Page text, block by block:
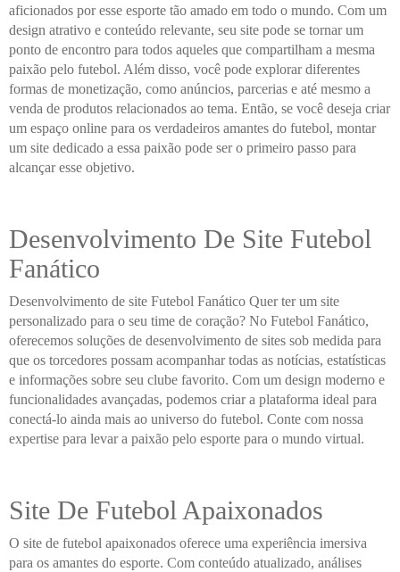
aficionados por esse esporte tão amado em todo o mundo. Com um
design atrativo e conteúdo relevante, seu site pode se tornar um
ponto de encontro para todos aqueles que compartilham a mesma
paixão pelo futebol. Além disso, você pode explorar diferentes
formas de monetização, como anúncios, parcerias e até mesmo a
venda de produtos relacionados ao tema. Então, se você deseja criar
um espaço online para os verdadeiros amantes do futebol, montar
um site dedicado a essa paixão pode ser o primeiro passo para
alcançar esse objetivo.
Desenvolvimento De Site Futebol
Fanático
Desenvolvimento de site Futebol Fanático Quer ter um site
personalizado para o seu time de coração? No Futebol Fanático,
oferecemos soluções de desenvolvimento de sites sob medida para
que os torcedores possam acompanhar todas as notícias, estatísticas
e informações sobre seu clube favorito. Com um design moderno e
funcionalidades avançadas, podemos criar a plataforma ideal para
conectá-lo ainda mais ao universo do futebol. Conte com nossa
expertise para levar a paixão pelo esporte para o mundo virtual.
Site De Futebol Apaixonados
O site de futebol apaixonados oferece uma experiência imersiva
para os amantes do esporte. Com conteúdo atualizado, análises